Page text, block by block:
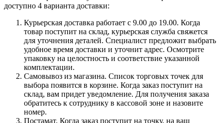
доступно 4 варианта доставки:
Курьерская доставка работает с 9.00 до 19.00. Когда
товар поступит на склад, курьерская служба свяжется
для уточнения деталей. Специалист предложит выбрать
удобное время доставки и уточнит адрес. Осмотрите
упаковку на целостность и соответствие указанной
комплектации.
Самовывоз из магазина. Список торговых точек для
выбора появится в корзине. Когда заказ поступит на
склад, вам придет уведомление. Для получения заказа
обратитесь к сотруднику в кассовой зоне и назовите
номер.
Постамат. Когда заказ поступит на точку, на ваш